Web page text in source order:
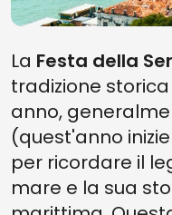
La Festa della
tradizione
anno,
(quest'anno
per ricordare il
mare e la sua